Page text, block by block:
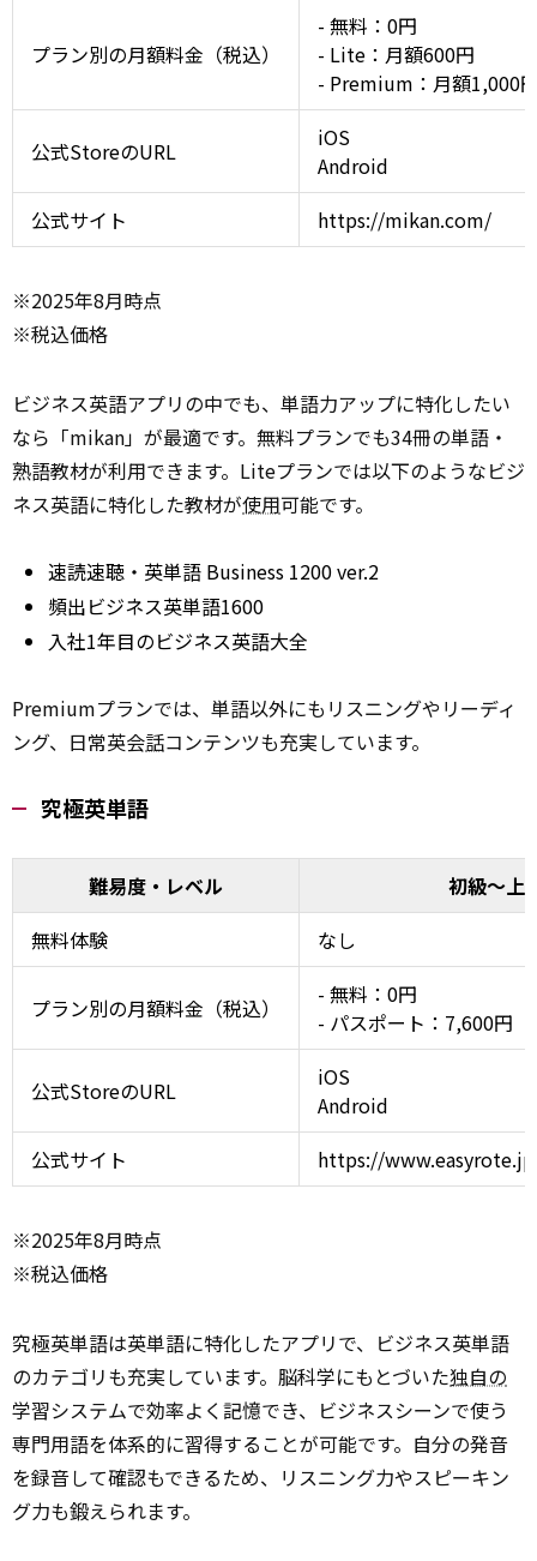
プラン別の月額料金（税込）
- 無料：0円
- Lite：月額600円
- Premium：月額1,000
公式StoreのURL
iOS
Android
公式サイト
https://mikan.com/
※2025年8月時点
※税込価格
ビジネス英語アプリの中でも、単語力アップに特化したい
なら「mikan」が最適です。無料プランでも34冊の単語・
熟語教材が利用できます。Liteプランでは以下のようなビジ
ネス英語に特化した教材が使用可能です。
速読速聴・英単語 Business 1200 ver.2
頻出ビジネス英単語1600
入社1年目のビジネス英語大全
Premiumプランでは、単語以外にもリスニングやリーディ
ング、日常英会話コンテンツも充実しています。
究極英単語
難易度・レベル
初級～上
無料体験
なし
プラン別の月額料金（税込）
- 無料：0円
- パスポート：7,600円
公式StoreのURL
iOS
Android
公式サイト
https://
※2025年8月時点
※税込価格
究極英単語は英単語に特化したアプリで、ビジネス英単語
のカテゴリも充実しています。脳科学にもとづいた独自の
学習システムで効率よく記憶でき、ビジネスシーンで使う
専門用語を体系的に習得することが可能です。自分の発音
を録音して確認もできるため、リスニング力やスピーキン
グ力も鍛えられます。